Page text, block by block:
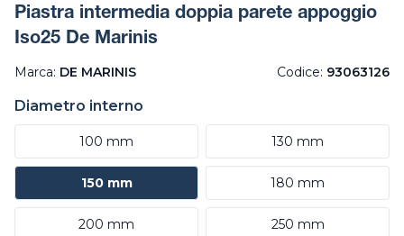
Piastra intermedia doppia parete appoggio
Iso25 De Marinis
Marca: DE MARINIS Codice: 93063126
Diametro interno
100 mm 130 mm
150 mm 180 mm
200 mm 250 mm